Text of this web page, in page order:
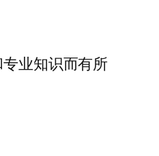
业知识而有所